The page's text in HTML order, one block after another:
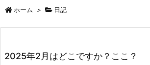
ホーム > 日記
2025年2月はどこですか？ここ？